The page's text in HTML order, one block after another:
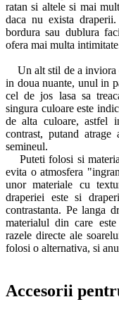
ratan si altele si mai
daca nu exista
bordura sau dublura
ofera mai multa
Un alt stil de a inviora
in doua nuante, unul in
cel de jos lasa sa
singura culoare este
de alta culoare, astfel
contrast, putand
semineul.
Puteti folosi si
evita o atmosfera
unor materiale cu
draperiei este si
contrastanta. Pe langa
materialul din care
razele directe ale
folosi o alternativa, si
Accesorii